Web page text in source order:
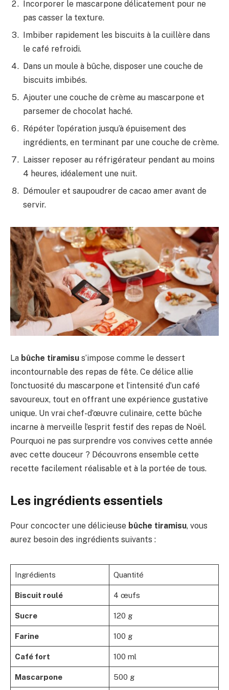
Incorporer le mascarpone délicatement pour ne
pas casser la texture.
Imbiber rapidement les biscuits à la cuillère dans
le café refroidi.
Dans un moule à bûche, disposer une couche de
biscuits imbibés.
Ajouter une couche de crème au mascarpone et
parsemer de chocolat haché.
Répéter l’opération jusqu’à épuisement des
ingrédients, en terminant par une couche de crème.
Laisser reposer au réfrigérateur pendant au moins
4 heures, idéalement une nuit.
Démouler et saupoudrer de cacao amer avant de
servir.
La bûche tiramisu s’impose comme le dessert
incontournable des repas de fête. Ce délice allie
l’onctuosité du mascarpone et l’intensité d’un café
savoureux, tout en offrant une expérience gustative
unique. Un vrai chef-d’œuvre culinaire, cette bûche
incarne à merveille l’esprit festif des repas de Noël.
Pourquoi ne pas surprendre vos convives cette année
avec cette douceur ? Découvrons ensemble cette
recette facilement réalisable et à la portée de tous.
Les ingrédients essentiels
Pour concocter une délicieuse bûche tiramisu, vous
aurez besoin des ingrédients suivants :
Ingrédients Quantité
Biscuit roulé 4 œufs
Sucre 120 g
Farine 100 g
Café fort 100 ml
Mascarpone 500 g